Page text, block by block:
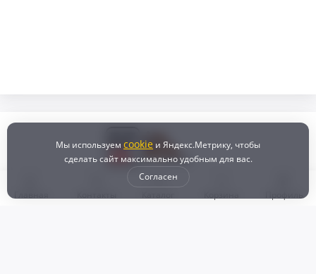
Мы используем cookie и Яндекс.Метрику, чтобы
сделать сайт максимально удобным для вас.
Согласен